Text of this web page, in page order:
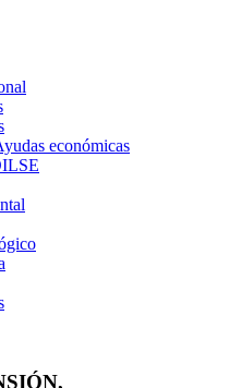
económicas